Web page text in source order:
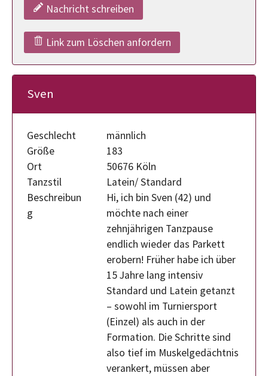
Nachricht schreiben
Link zum Löschen anfordern
Sven
Geschlecht
männlich
Größe
183
Ort
50676 Köln
Tanzstil
Latein/ Standard
Beschreibun
g
Hi, ich bin Sven (42) und
möchte nach einer
zehnjährigen Tanzpause
endlich wieder das Parkett
erobern! Früher habe ich über
15 Jahre lang intensiv
Standard und Latein getanzt
– sowohl im Turniersport
(Einzel) als auch in der
Formation. Die Schritte sind
also tief im Muskelgedächtnis
verankert, müssen aber